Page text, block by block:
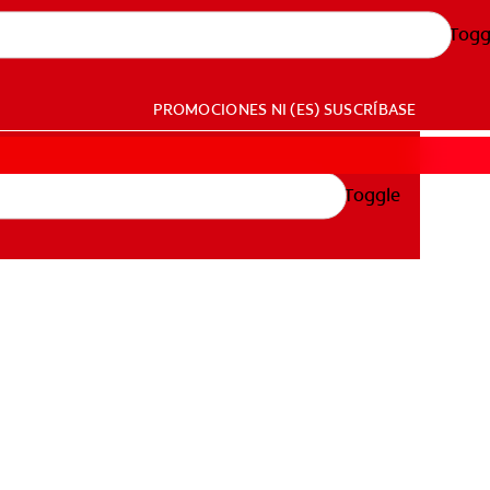
PROMOCIONES NI (ES) SUSCRÍBASE
Toggle